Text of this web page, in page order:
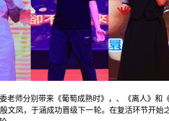
老师分别带来《葡萄成熟时》， 、
《离人》和
文凤，于涵成功晋级下一轮。在复活环节开